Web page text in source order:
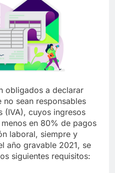
obligados a declarar
no sean responsables
(IVA), cuyos ingresos
en 80% de pagos
laboral, siempre y
año gravable 2021, se
siguientes requisitos: